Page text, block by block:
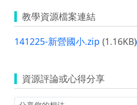
教學資源檔案連結
141225-新營國小.zip (1.16KB)
資源評論或心得分享